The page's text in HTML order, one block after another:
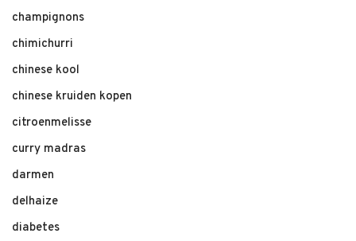
champignons
chimichurri
chinese kool
chinese kruiden kopen
citroenmelisse
curry madras
darmen
delhaize
diabetes